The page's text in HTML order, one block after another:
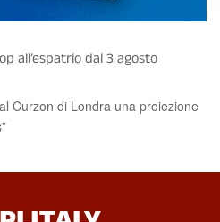
all’espatrio dal 3 agosto
Curzon di Londra una proiezione